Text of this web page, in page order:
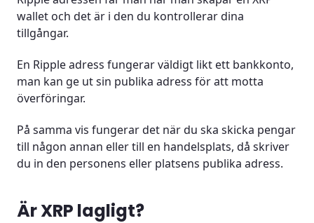
wallet och det är i den du kontrollerar dina
tillgångar.
En Ripple adress fungerar väldigt likt ett bankkonto,
man kan ge ut sin publika adress för att motta
överföringar.
På samma vis fungerar det när du ska skicka pengar
till någon annan eller till en handelsplats, då skriver
du in den personens eller platsens publika adress.
Är XRP lagligt?